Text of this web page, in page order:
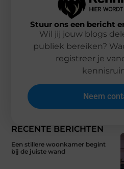
RECENTE BERICHTEN
Een stillere woonkamer begint
bij de juiste wand
Stuur ons een bericht
Wil jij jouw blogs
publiek bereiken?
registreer je
Neem